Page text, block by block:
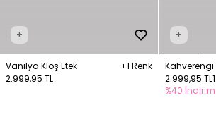
+
Vanilya Kloş Etek
+1 Renk
2.999,95 TL
+
Kahverengi
2.999,95 TL
%40 İndirim